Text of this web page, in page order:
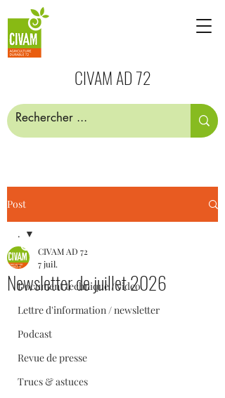
CIVAM AD 72
Post
.
Document technique / video
Lettre d'information / newsletter
Podcast
Revue de presse
Trucs & astuces
.
Newsletter de juillet 2026
CIVAM AD 72
7 juil.